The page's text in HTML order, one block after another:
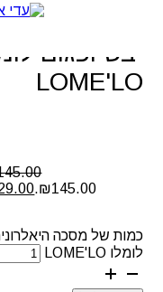
מסכה
יבש ופגום
LOME'LO
₪145.00.
כמות של מסכה
לומלו LOME'LO